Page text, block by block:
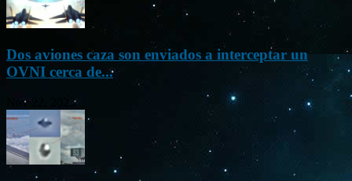
Dos aviones caza son enviados a interceptar un
OVNI cerca de...
Nov 22, 2023